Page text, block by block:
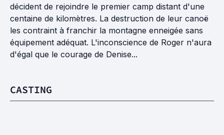
décident de rejoindre le premier camp distant d'une
centaine de kilomètres. La destruction de leur canoë
les contraint à franchir la montagne enneigée sans
équipement adéquat. L'inconscience de Roger n'aura
d'égal que le courage de Denise...
CASTING